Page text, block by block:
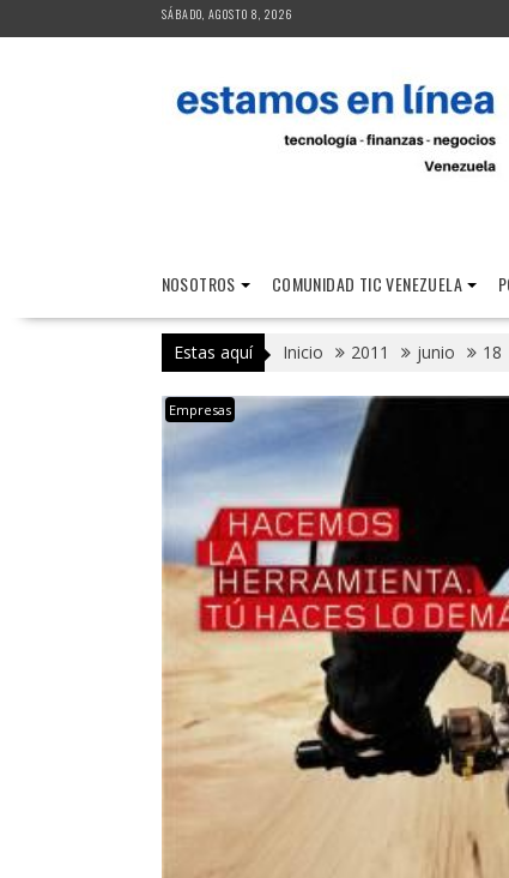
al
SÁBADO, AGOSTO 8, 2026
NOSOTROS COMUNIDAD TIC VENEZUELA
Estas aquí Inicio 2011 junio 18
Empresas